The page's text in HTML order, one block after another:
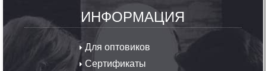
ИНФОРМАЦИЯ
Для оптовиков
Сертификаты